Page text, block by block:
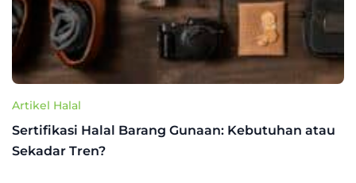
Artikel Halal
Sertifikasi Halal Barang Gunaan: Kebutuhan atau
Sekadar Tren?